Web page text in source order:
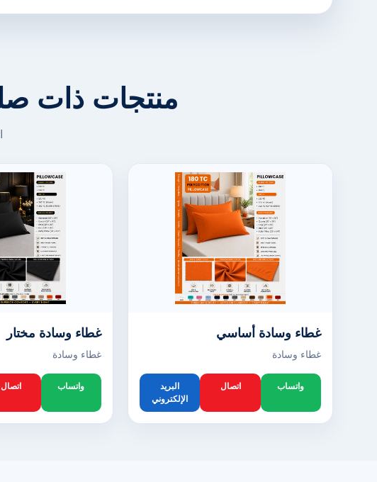
منتجات ذات
غطاء وسادة أساسي
غطاء وسادة
واتساب اتصال
البريد
الإلكتروني
غطاء وسادة مختار
غطاء وسادة
واتساب اتصال